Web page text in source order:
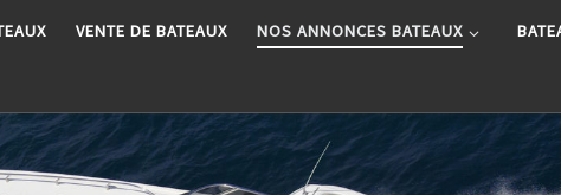
VENTE DE BATEAUX NOS ANNONCES BATEAUX